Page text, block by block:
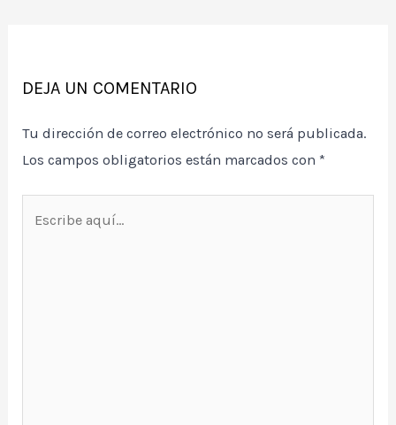
DEJA UN COMENTARIO
Tu dirección de correo electrónico no será publicada.
Los campos obligatorios están marcados con *